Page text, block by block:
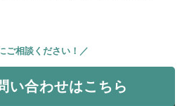
ご相談ください！／
い合わせはこちら